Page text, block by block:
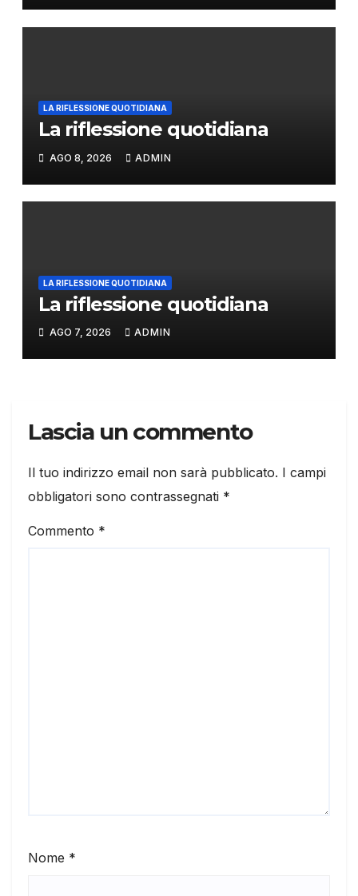
LA RIFLESSIONE QUOTIDIANA
La riflessione quotidiana
AGO 8, 2026 ADMIN
LA RIFLESSIONE QUOTIDIANA
La riflessione quotidiana
AGO 7, 2026 ADMIN
Lascia un commento
Il tuo indirizzo email non sarà pubblicato. I campi
obbligatori sono contrassegnati *
Commento *
Nome *